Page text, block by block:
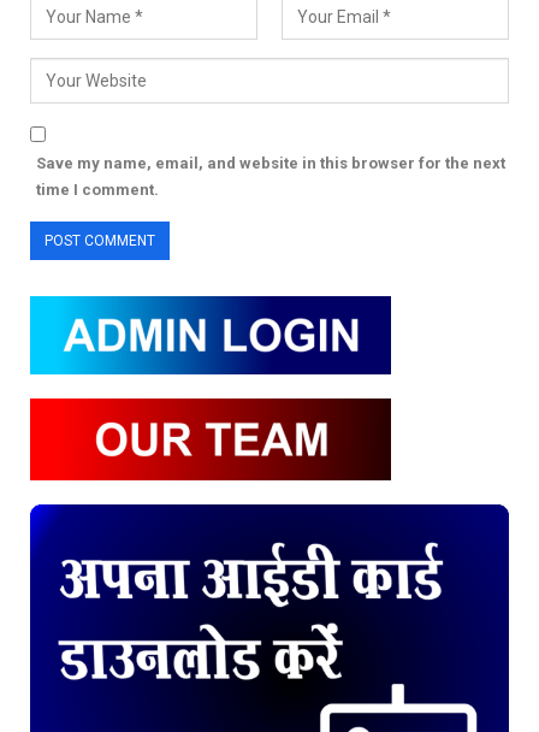
Save my name, email, and website in this browser for the next
time I comment.